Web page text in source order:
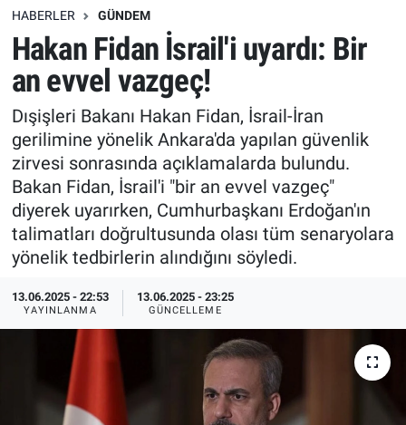
HABERLER GÜNDEM
Hakan Fidan İsrail'i uyardı: Bir
an evvel vazgeç!
Dışişleri Bakanı Hakan Fidan, İsrail-İran
gerilimine yönelik Ankara'da yapılan güvenlik
zirvesi sonrasında açıklamalarda bulundu.
Bakan Fidan, İsrail'i "bir an evvel vazgeç"
diyerek uyarırken, Cumhurbaşkanı Erdoğan'ın
talimatları doğrultusunda olası tüm senaryolara
yönelik tedbirlerin alındığını söyledi.
13.06.2025 - 22:53
YAYINLANMA
13.06.2025 - 23:25
GÜNCELLEME
Erişim Bilgileri
Ekonomi
Trend
Özel Haberler
Yazarlar
Erişim Bilgileri
Spor
Ekonomi
Dünya
Medya
Erişim Bilgileri
Sağlık
Erişim Bilgileri
Tüm Manşetler
Son Dakika Haberleri
Haber Arşivi